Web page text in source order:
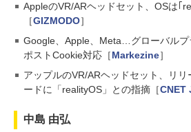
AppleのVR/ARヘッドセット、OSは｢
［GIZMODO］
Google、Apple、Meta…グローバルプ
ポストCookie対応［Markezine］
アップルのVR/ARヘッドセット、リ
ードに「realityOS」との指摘［CNET
中島 由弘